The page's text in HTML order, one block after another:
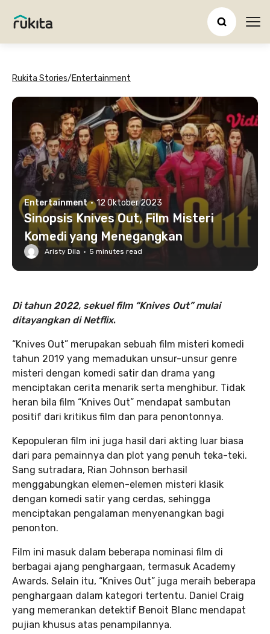
Rukita Stories/Entertainment
Entertainment · 12 Oktober 2023
Sinopsis Knives Out, Film Misteri
Komedi yang Menegangkan
Aristy Dila · 5 minutes read
Di tahun 2022, sekuel film “Knives Out” mulai
ditayangkan di Netflix.
“Knives Out” merupakan sebuah film misteri komedi
tahun 2019 yang memadukan unsur-unsur genre
misteri dengan komedi satir dan drama yang
menciptakan cerita menarik serta menghibur. Tidak
heran bila film “Knives Out” mendapat sambutan
positif dari kritikus film dan para penontonnya.
Kepopuleran film ini juga hasil dari akting luar biasa
dari para pemainnya dan plot yang penuh teka-teki.
Sang sutradara, Rian Johnson berhasil
menggabungkan elemen-elemen misteri klasik
dengan komedi satir yang cerdas, sehingga
menciptakan pengalaman menyenangkan bagi
penonton.
Film ini masuk dalam beberapa nominasi film di
berbagai ajang penghargaan, termasuk Academy
Awards. Selain itu, “Knives Out” juga meraih beberapa
penghargaan dalam kategori tertentu. Daniel Craig
yang memerankan detektif Benoit Blanc mendapat
pujian khusus atas penampilannya.